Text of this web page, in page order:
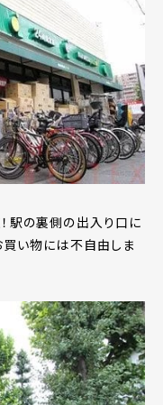
駅の裏側の出入り口に
い物には不自由しま